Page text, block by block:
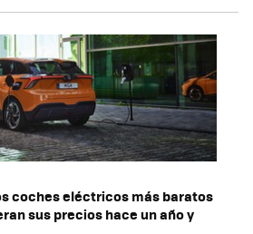
coches eléctricos más baratos
sus precios hace un año y